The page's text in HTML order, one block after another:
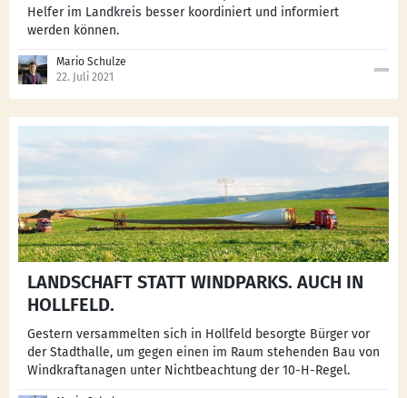
Helfer im Landkreis besser koordiniert und informiert
werden können.
Mario Schulze
22. Juli 2021
LANDSCHAFT STATT WINDPARKS. AUCH IN
HOLLFELD.
Gestern versammelten sich in Hollfeld besorgte Bürger vor
der Stadthalle, um gegen einen im Raum stehenden Bau von
Windkraftanagen unter Nichtbeachtung der 10-H-Regel.